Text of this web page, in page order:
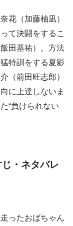
花（加藤柚凪）
て決闘をするこ
田基祐）。方法
特訓をする夏影
（前田旺志郎）
に上達しないま
“負けられない
・ネタバレ
ったおばちゃん